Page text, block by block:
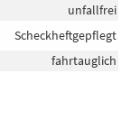
unfallfrei
Scheckheftgepflegt
fahrtauglich